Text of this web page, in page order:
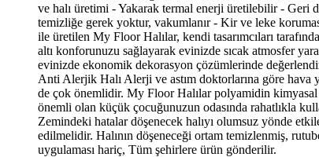
ve halı üretimi - Yakarak termal enerji üretilebilir - Geri
temizliğe gerek yoktur, vakumlanır - Kir ve leke
ile üretilen My Floor Halılar, kendi tasarımcıları
altı konforunuzu sağlayarak evinizde sıcak atmosfer
evinizde ekonomik dekorasyon çözümlerinde
Anti Alerjik Halı Alerji ve astım doktorlarına göre
de çok önemlidir. My Floor Halılar polyamidin kimyasal
önemli olan küçük çocuğunuzun odasında rahatlıkla
Zemindeki hatalar döşenecek halıyı olumsuz yönde
edilmelidir. Halının döşeneceği ortam temizlenmiş,
uygulaması hariç, Tüm şehirlere ürün gönderilir.